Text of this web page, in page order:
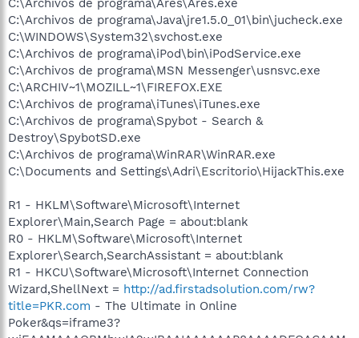
C:\Archivos de programa\Java\jre1.5.0_01\bin\jucheck.exe
C:\WINDOWS\System32\svchost.exe
C:\Archivos de programa\iPod\bin\iPodService.exe
C:\Archivos de programa\MSN Messenger\usnsvc.exe
C:\ARCHIV~1\MOZILL~1\FIREFOX.EXE
C:\Archivos de programa\iTunes\iTunes.exe
C:\Archivos de programa\Spybot - Search &
Destroy\SpybotSD.exe
C:\Archivos de programa\WinRAR\WinRAR.exe
C:\Documents and Settings\Adri\Escritorio\HijackThis.exe
R1 - HKLM\Software\Microsoft\Internet
Explorer\Main,Search Page = about:blank
R0 - HKLM\Software\Microsoft\Internet
Explorer\Search,SearchAssistant = about:blank
R1 - HKCU\Software\Microsoft\Internet Connection
Wizard,ShellNext = http://ad.firstadsolution.com/rw?
title=PKR.com - The Ultimate in Online
Poker&qs=iframe3?